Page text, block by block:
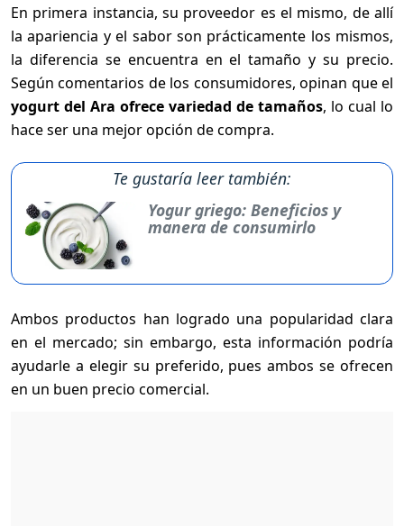
En primera instancia, su proveedor es el mismo, de allí
la apariencia y el sabor son prácticamente los mismos,
la diferencia se encuentra en el tamaño y su precio.
Según comentarios de los consumidores, opinan que el
yogurt del Ara ofrece variedad de tamaños, lo cual lo
hace ser una mejor opción de compra.
Te gustaría leer también:
Yogur griego: Beneficios y
manera de consumirlo
Ambos productos han logrado una popularidad clara
en el mercado; sin embargo, esta información podría
ayudarle a elegir su preferido, pues ambos se ofrecen
en un buen precio comercial.